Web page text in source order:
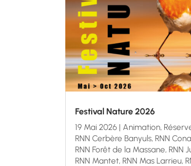
Festival Nature 2026
19 Mai 2026 | Animation,
RNN Cerbère Banyuls, RNN
RNN Forêt de la Massane, RNN
RNN Mantet, RNN Mas Larrieu,